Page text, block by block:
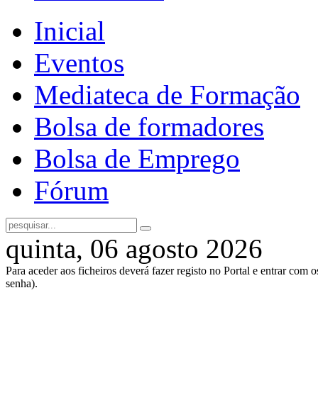
Inicial
Eventos
Mediateca de Formação
Bolsa de formadores
Bolsa de Emprego
Fórum
quinta, 06 agosto 2026
Para aceder aos ficheiros deverá fazer registo no Portal e entrar com
senha).